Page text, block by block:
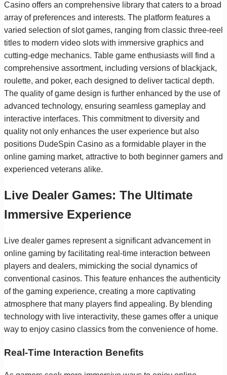
Casino offers an comprehensive library that caters to a broad
array of preferences and interests. The platform features a
varied selection of slot games, ranging from classic three-reel
titles to modern video slots with immersive graphics and
cutting-edge mechanics. Table game enthusiasts will find a
comprehensive assortment, including versions of blackjack,
roulette, and poker, each designed to deliver tactical depth.
The quality of game design is further enhanced by the use of
advanced technology, ensuring seamless gameplay and
interactive interfaces. This commitment to diversity and
quality not only enhances the user experience but also
positions DudeSpin Casino as a formidable player in the
online gaming market, attractive to both beginner gamers and
experienced veterans alike.
Live Dealer Games: The Ultimate
Immersive Experience
Live dealer games represent a significant advancement in
online gaming by facilitating real-time interaction between
players and dealers, mimicking the social dynamics of
conventional casinos. This feature enhances the authenticity
of the gaming experience, creating a more captivating
atmosphere that many players find appealing. By blending
technology with live interactivity, these games offer a unique
way to enjoy casino classics from the convenience of home.
Real-Time Interaction Benefits